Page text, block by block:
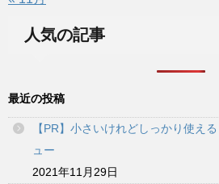
人気の記事
最近の投稿
【PR】小さいけれどしっかり使え
ュー
2021年11月29日